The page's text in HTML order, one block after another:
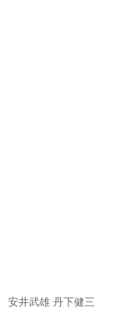
井武雄 丹下健三